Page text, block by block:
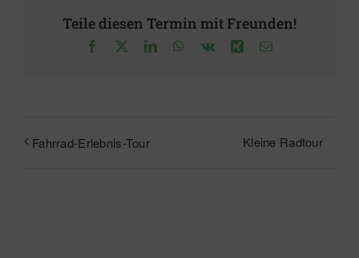
Teile diesen Termin mit Freunden!
Facebook LinkedInWhatsApp
Vk XingE-
Fahrrad-Erlebnis-Tour Kleine Radtour